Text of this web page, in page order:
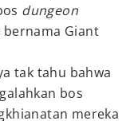
dungeon
bernama Giant
tak tahu bahwa
bos
mereka